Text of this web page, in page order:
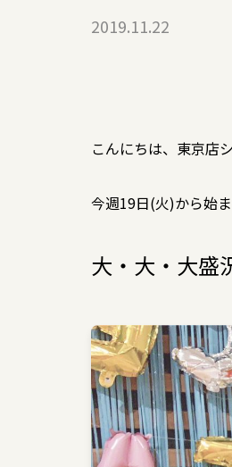
2019.11.22
こんにちは、東京店
今週19日(火)から始
大・大・大盛